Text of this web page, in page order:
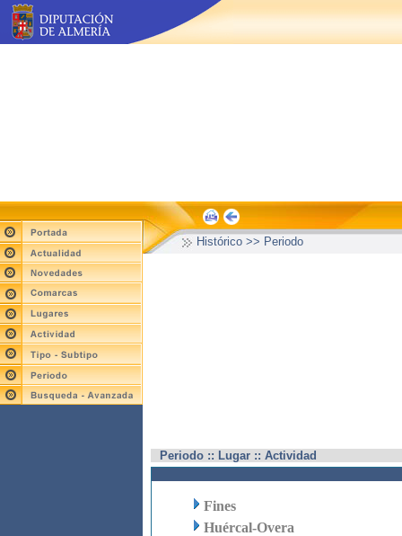
Histórico >> Periodo
Periodo :: Lugar :: Actividad
Fines
Huércal-Overa